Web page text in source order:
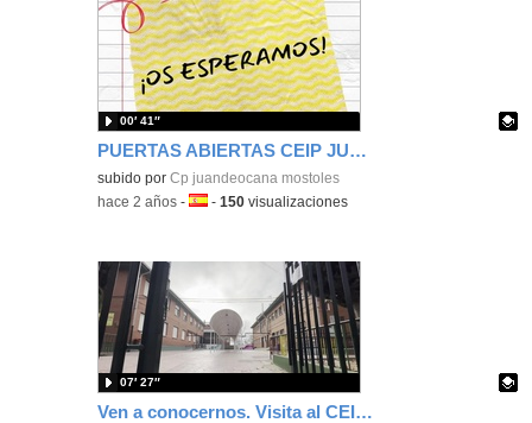
PUERTAS ABIERTAS CEIP JUAN OCAÑA 2024
Contenido educativo.
subido porCp juandeocana mostoles
00′ 41″
-hace 2 años -Idioma:
-150 visualizaciones
Ven a conocernos. Visita al CEIP Juan Ocaña.
07′ 27″